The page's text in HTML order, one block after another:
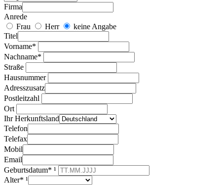
Firma
Anrede
Frau
Herr
keine Angabe
Titel
Vorname*
Nachname*
Straße
Hausnummer
Adresszusatz
Postleitzahl
Ort
Ihr Herkunftsland
Telefon
Telefax
Mobil
Email
Geburtsdatum* ¹
Alter* ¹